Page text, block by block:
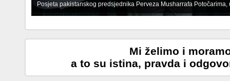
1/33
Posjeta pakistanskog predsjednika Perveza Musharrafa
Mi želimo i
a to su istina, pravda i